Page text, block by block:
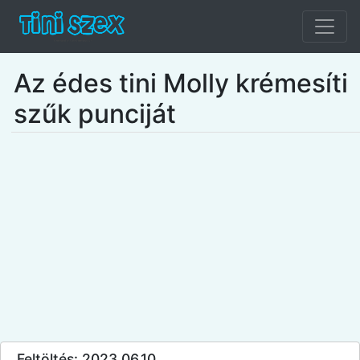
Az édes tini Molly krémesíti
szűk punciját